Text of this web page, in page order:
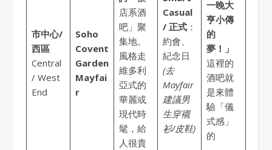
市中心/
西區
Central
/ West
End
Soho
Covent
Garden
Mayfai
r
店系酒
吧」聚
集地。
風格走
維多利
亞式的
華麗或
現代時
髦，給
人很貴
Casual
/ 正式：
約會、
紀念日
(去
Mayfair
建議男
生穿襯
衫/皮鞋)
一晚大
亨小傳
的
夢！」
這裡的
酒吧就
是來體
驗「儀
式感」
的